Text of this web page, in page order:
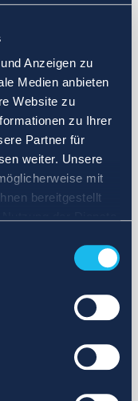
Anzeigen zu
Medien anbieten
Website zu
zu Ihrer
Partner für
weiter. Unsere
mit
bereitgestellt